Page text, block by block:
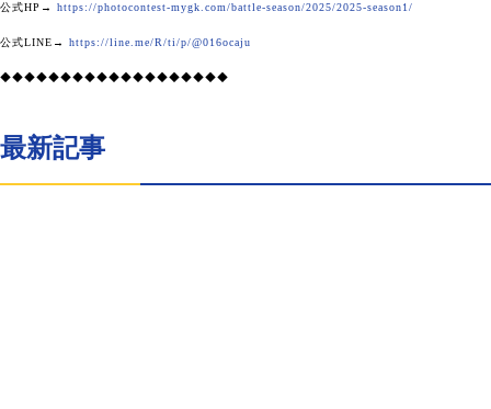
公式HP→ https://photocontest-mygk.com/battle-season/2025/2025-season1/
公式LINE→ https://line.me/R/ti/p/@016ocaju
◆◆◆◆◆◆◆◆◆◆◆◆◆◆◆◆◆◆◆
最新記事